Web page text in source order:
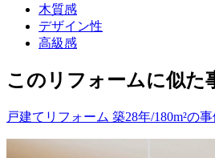
木質感
デザイン性
高級感
このリフォームに似た
戸建てリフォーム 築28年/180m²の